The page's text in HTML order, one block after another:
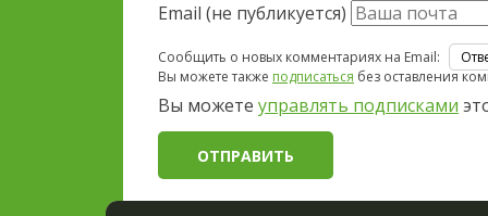
Email (не публикуется)
Сообщить о новых комментариях на Email:
Вы можете также подписаться без оставления
Вы можете управлять подписками